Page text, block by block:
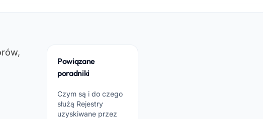
Powiązane
poradniki
Czym są i do czego
służą Rejestry
uzyskiwane przez